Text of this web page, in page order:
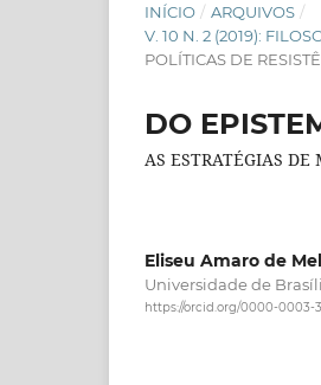
INÍCIO / ARQUIVOS /
V. 10 N. 2 (2019):
POLÍTICAS DE
DO
AS ESTRATÉGIAS DE
Eliseu Amaro de
Universidade de
https://orcid.org/0000-0003-